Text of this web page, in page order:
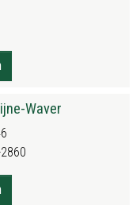
Waver